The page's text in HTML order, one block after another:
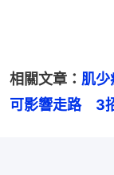
相關文章： 肌
可影響走路　3